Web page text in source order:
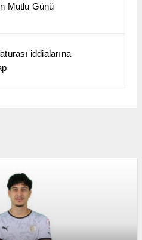
Mutlu Günü
iddialarına